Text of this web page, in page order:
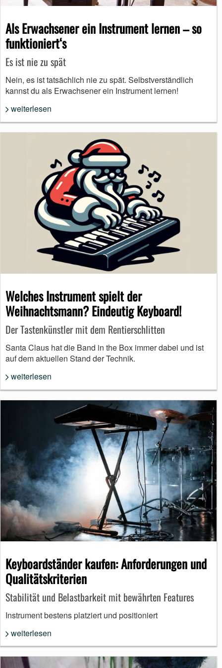
Als Erwachsener ein Instrument lernen – so
funktioniert‘s
Es ist nie zu spät
Nein, es ist tatsächlich nie zu spät. Selbstverständlich
kannst du als Erwachsener ein Instrument lernen!
weiterlesen
Welches Instrument spielt der
Weihnachtsmann? Eindeutig Keyboard!
Der Tastenkünstler mit dem Rentierschlitten
Santa Claus hat die Band in the Box immer dabei und ist
auf dem aktuellen Stand der Technik.
weiterlesen
Keyboardständer kaufen: Anforderungen und
Qualitätskriterien
Stabilität und Belastbarkeit mit bewährten Features
Instrument bestens platziert und positioniert
weiterlesen